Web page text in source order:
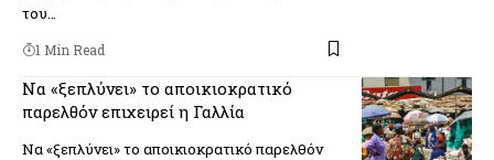
του…
1 Min Read
Να «ξεπλύνει» το αποικιοκρατικό
παρελθόν επιχειρεί η Γαλλία
Να «ξεπλύνει» το αποικιοκρατικό παρελθόν